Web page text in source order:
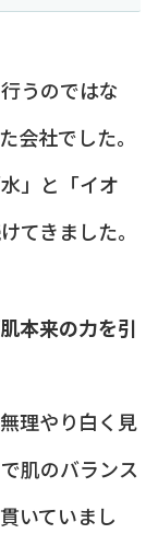
うのではな
会社でした。
」と「イオ
てきました。
肌本来の力を引
理やり白く見
肌のバランス
いていまし